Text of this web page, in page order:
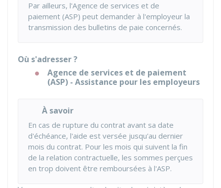
Par ailleurs, l'Agence de services et de
paiement (ASP) peut demander à l'employeur la
transmission des bulletins de paie concernés.
Où s'adresser ?
Agence de services et de paiement
(ASP) - Assistance pour les employeurs
À savoir
En cas de rupture du contrat avant sa date
d'échéance, l'aide est versée jusqu'au dernier
mois du contrat. Pour les mois qui suivent la fin
de la relation contractuelle, les sommes perçues
en trop doivent être remboursées à l'ASP.